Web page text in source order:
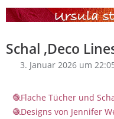
Schal ‚Deco
3. Januar 2026 um
Flache Tücher und
Designs von Jennifer